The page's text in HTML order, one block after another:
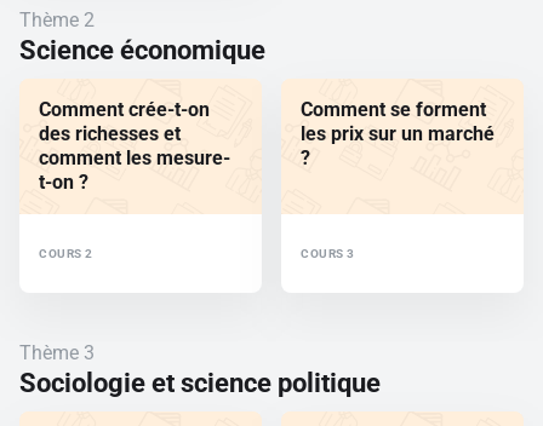
Thème 2
Science économique
Comment crée-t-on
des richesses et
comment les mesure-
t-on ?
COURS 2
Comment se forment
les prix sur un marché
?
COURS 3
Thème 3
Sociologie et science politique